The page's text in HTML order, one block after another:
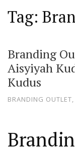
Tag:
Branding
Aisyiyah
Kudus
BRANDING OUTLET,